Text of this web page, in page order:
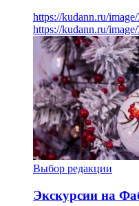
https://kudann.ru/
https://kudann.ru/
Выбор редакции
Экскурсии на